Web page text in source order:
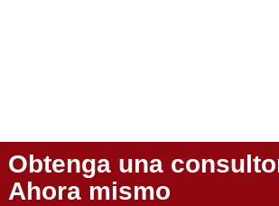
Obtenga una
Ahora mismo